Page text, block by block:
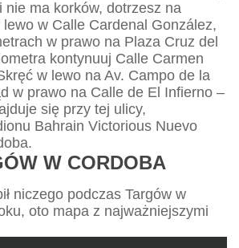
nie ma korków, dotrzesz na
w Calle Cardenal González,
w prawo na Plaza Cruz del
kontynuuj Calle Carmen
w lewo na Av. Campo de la
w prawo na Calle de El Infierno –
się przy tej ulicy,
Bahrain Victorious Nuevo
W CORDOBA
niczego podczas Targów w
oto mapa z najważniejszymi